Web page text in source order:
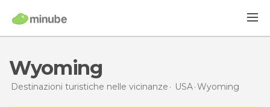
Wyoming
Destinazioni turistiche nelle vicinanze USA Wyoming